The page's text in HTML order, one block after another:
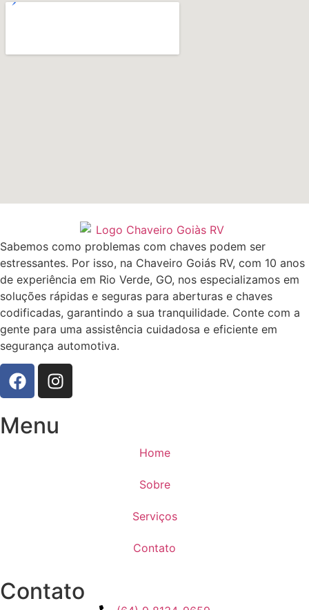
Sabemos como problemas com chaves podem ser
estressantes. Por isso, na Chaveiro Goiás RV, com 10 anos
de experiência em Rio Verde, GO, nos especializamos em
soluções rápidas e seguras para aberturas e chaves
codificadas, garantindo a sua tranquilidade. Conte com a
gente para uma assistência cuidadosa e eficiente em
segurança automotiva.
Menu
Home
Sobre
Serviços
Contato
Contato